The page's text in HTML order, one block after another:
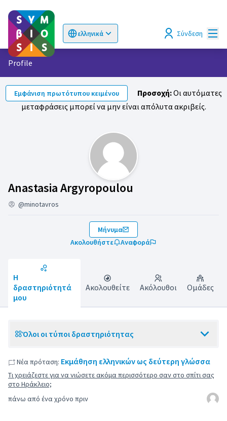
ελληνικά
Choose language Επιλογή γλώσσας Σύνδεση
Profile
Εμφάνιση πρωτότυπου κειμένου Προσοχή:Οι αυτόματες
μεταφράσεις μπορεί να μην είναι απόλυτα ακριβείς.
Anastasia Argyropoulou
@minotavros
Μήνυμα
Ακολουθήστε
Αναφορά
Η
δραστηριότητά
μου
Ακολουθείτε Ακόλουθοι Ομάδες
Όλοι οι τύποι δραστηριότητας
πάνω από ένα χρόνο πριν
Νέα πρόταση: Εκμάθηση ελληνικών ως δεύτερη γλώσσα
Τι χρειάζεστε για να νιώσετε ακόμα περισσότερο σαν στο σπίτι σας
στο Ηράκλειο;